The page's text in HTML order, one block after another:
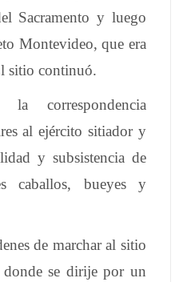
Sacramento y luego
Montevideo, que era
sitio continuó.
la correspondencia
al ejército sitiador y
y subsistencia de
caballos, bueyes y
de marchar al sitio
se dirije por un